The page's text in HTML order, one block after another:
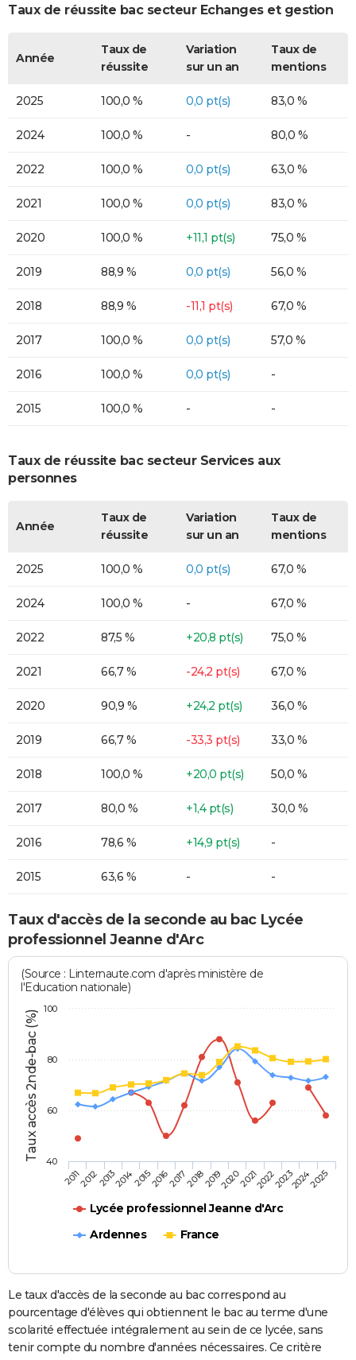
Taux de réussite bac secteur Echanges et gestion
Année
Taux de
réussite
Variation
sur un an
Taux de
mentions
2025 100,0 % 0,0 pt(s) 83,0 %
2024 100,0 % - 80,0 %
2022 100,0 % 0,0 pt(s) 63,0 %
2021 100,0 % 0,0 pt(s) 83,0 %
2020 100,0 % +11,1 pt(s) 75,0 %
2019 88,9 % 0,0 pt(s) 56,0 %
2018 88,9 % -11,1 pt(s) 67,0 %
2017 100,0 % 0,0 pt(s) 57,0 %
2016 100,0 % 0,0 pt(s) -
2015 100,0 % - -
Taux de réussite bac secteur Services aux
personnes
Année
Taux de
réussite
Variation
sur un an
Taux de
mentions
2025 100,0 % 0,0 pt(s) 67,0 %
2024 100,0 % - 67,0 %
2022 87,5 % +20,8 pt(s) 75,0 %
2021 66,7 % -24,2 pt(s) 67,0 %
2020 90,9 % +24,2 pt(s) 36,0 %
2019 66,7 % -33,3 pt(s) 33,0 %
2018 100,0 % +20,0 pt(s) 50,0 %
2017 80,0 % +1,4 pt(s) 30,0 %
2016 78,6 % +14,9 pt(s) -
2015 63,6 % - -
Taux d'accès de la seconde au bac Lycée
professionnel Jeanne d'Arc
Taux accès 2nde-bac (%)
(Source : Linternaute.com d'après ministère de
l'Education nationale)
Lycée professionnel Jeanne d'Arc
Ardennes
France
201120122013201420152016201720182019202020212022202320242025
40
60
80
100
Le taux d'accès de la seconde au bac correspond au
pourcentage d'élèves qui obtiennent le bac au terme d'une
scolarité effectuée intégralement au sein de ce lycée, sans
tenir compte du nombre d'années nécessaires. Ce critère